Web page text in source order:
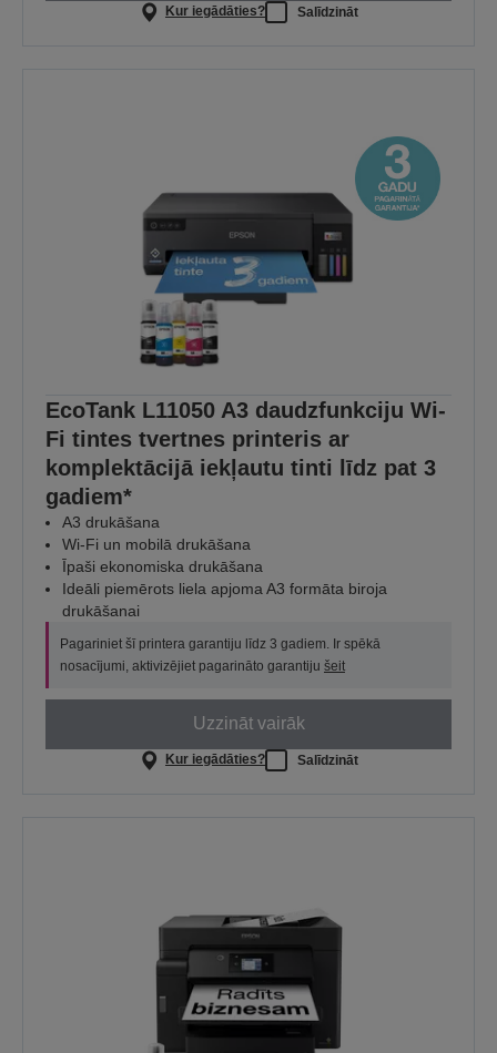
Kur iegādāties? Salīdzināt
EcoTank L11050 A3 daudzfunkciju Wi-
Fi tintes tvertnes printeris ar
komplektācijā iekļautu tinti līdz pat 3
gadiem*
A3 drukāšana
Wi-Fi un mobilā drukāšana
Īpaši ekonomiska drukāšana
Ideāli piemērots liela apjoma A3 formāta biroja
drukāšanai
Pagariniet šī printera garantiju līdz 3 gadiem. Ir spēkā
nosacījumi, aktivizējiet pagarināto garantiju šeit
Uzzināt vairāk
Kur iegādāties? Salīdzināt